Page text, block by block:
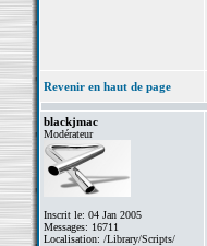
Revenir en haut de page
blackjmac
Modérateur
Inscrit le: 04 Jan 2005
Messages: 16711
Localisation: /Library/Scripts/